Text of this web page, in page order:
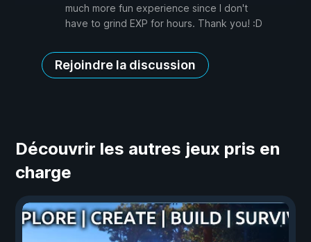
much more fun experience since I don't
have to grind EXP for hours. Thank you! :D
Rejoindre la discussion
Découvrir les autres jeux pris en
charge